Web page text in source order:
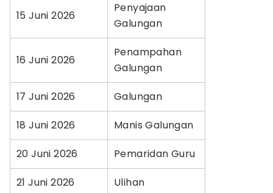
15 Juni 2026
Penyajaan
Galungan
16 Juni 2026
Penampahan
Galungan
17 Juni 2026 Galungan
18 Juni 2026 Manis Galungan
20 Juni 2026 Pemaridan Guru
21 Juni 2026 Ulihan